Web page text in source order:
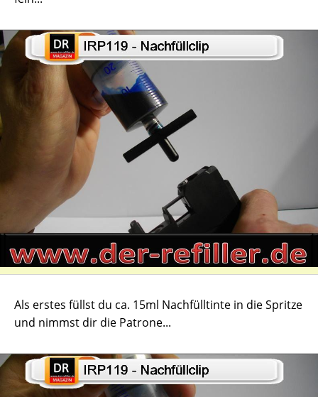
Als erstes füllst du ca. 15ml Nachfülltinte in die Spritze
und nimmst dir die Patrone...